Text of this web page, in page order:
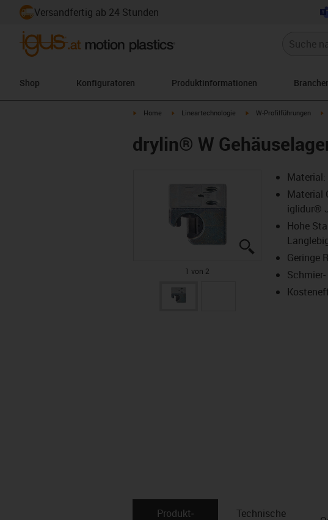
Versandfertig ab 24 Stunden
Shop Konfiguratoren Produktinformationen
igus-icon-arrow-right
Home igus-icon-arrow-right
Lineartechnologie igus-icon-arrow-right
W-Profilführungen
drylin® W
igus-icon-lupe
igus-icon-lupe
1 von 2
Material
iglidur®
Hohe
Geringe
Produkt­
Technische